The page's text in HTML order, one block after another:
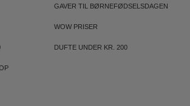
GAVER TIL BØRNEFØDSELSDAGEN
WOW PRISER
DUFTE UNDER KR. 200